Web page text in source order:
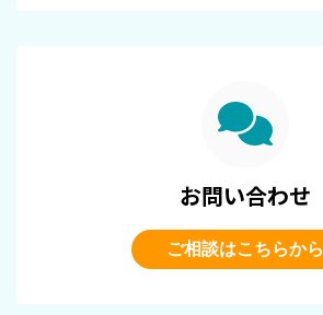
お問い合わせ
ご相談はこちらから